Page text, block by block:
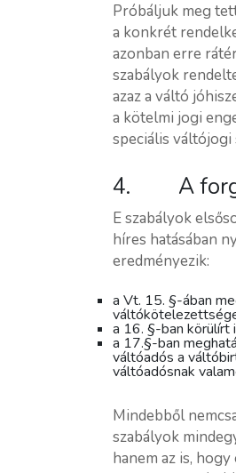
Próbáljuk meg
a konkrét
azonban erre
szabályok
azaz a váltó
a kötelmi jogi
speciális váltójogi
4. A
E szabályok
híres hatásában
eredményezik:
a Vt. 15. §-ában
a 16. §-ban körülírt
a 17.§-ban
váltóadós a
váltóadósnak
Mindebből
szabályok
hanem az is,